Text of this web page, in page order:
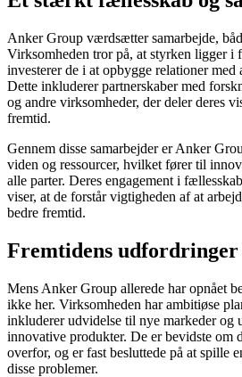
Anker Group værdsætter samarbejde,
Virksomheden tror på, at styrken ligger i
investerer de i at opbygge relationer med
Dette inkluderer partnerskaber med
og andre virksomheder, der deler deres
fremtid.
Gennem disse samarbejder er Anker
viden og ressourcer, hvilket fører til
alle parter. Deres engagement i
viser, at de forstår vigtigheden af at
bedre fremtid.
Fremtidens udfordringer
Mens Anker Group allerede har opnået
ikke her. Virksomheden har ambitiøse
inkluderer udvidelse til nye markeder og
innovative produkter. De er bevidste om
overfor, og er fast besluttede på at spille
disse problemer.